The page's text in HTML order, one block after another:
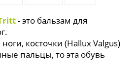
- это бальзам для
косточки (Hallux Valgus)
пальцы, то эта обувь